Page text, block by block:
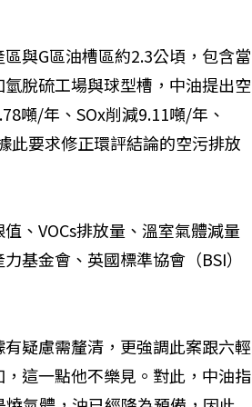
與G區油槽區約2.3公頃，包含當
脫硫工場與球型槽，中油提出空
噸/年、SOx削減9.11噸/年、
此要求修正環評結論的空污排放
、VOCs排放量、溫室氣體減量
基金會、英國標準協會（BSI）
疑慮需釐清，更強調此案跟六輕
這一點他不樂見。對此，中油指